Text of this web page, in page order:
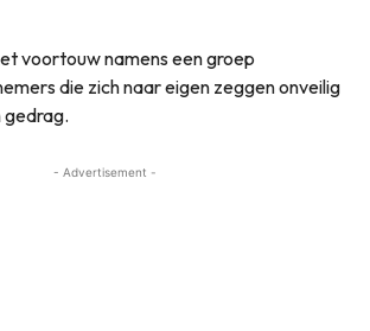
voortouw namens een groep
die zich naar eigen zeggen onveilig
gedrag.
- Advertisement -